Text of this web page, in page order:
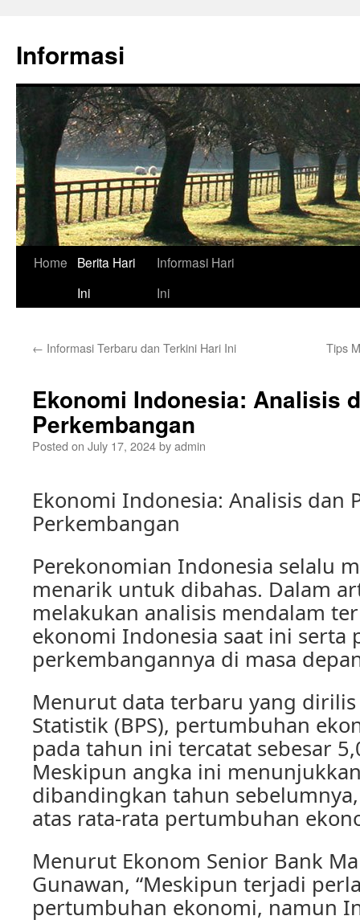
content
Informasi
Home
Berita Hari
Ini
Informasi Hari
Ini
← Informasi Terbaru dan Terkini Hari Ini Tips
Ekonomi Indonesia: Analisis
Perkembangan
Posted on July 17, 2024byadmin
Ekonomi Indonesia: Analisis dan
Perkembangan
Perekonomian Indonesia selalu
menarik untuk dibahas. Dalam
melakukan analisis mendalam
ekonomi Indonesia saat ini serta
perkembangannya di masa
Menurut data terbaru yang dirilis
Statistik (BPS), pertumbuhan
pada tahun ini tercatat sebesar
Meskipun angka ini
dibandingkan tahun
atas rata-rata pertumbuhan
Menurut Ekonom Senior Bank
Gunawan, “Meskipun terjadi
pertumbuhan ekonomi, namun